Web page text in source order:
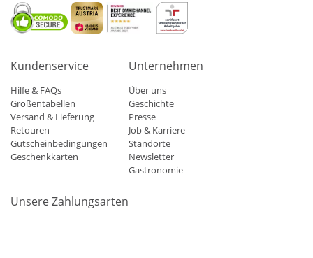
Kundenservice
Hilfe & FAQs
Größentabellen
Versand & Lieferung
Retouren
Gutscheinbedingungen
Geschenkkarten
Unternehmen
Über uns
Geschichte
Presse
Job & Karriere
Standorte
Newsletter
Gastronomie
Unsere Zahlungsarten